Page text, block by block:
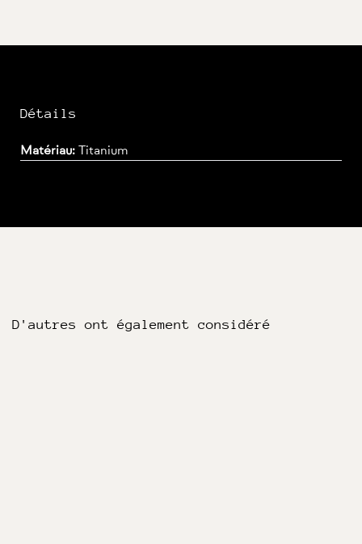
Détails
Matériau: Titanium
D'autres ont également considéré